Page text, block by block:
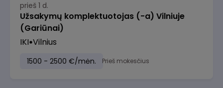
prieš 1 d.
Užsakymų komplektuotojas (-a) Vilniuje
(Gariūnai)
IKI Vilnius
1500 - 2500 €/mėn. Prieš mokesčius